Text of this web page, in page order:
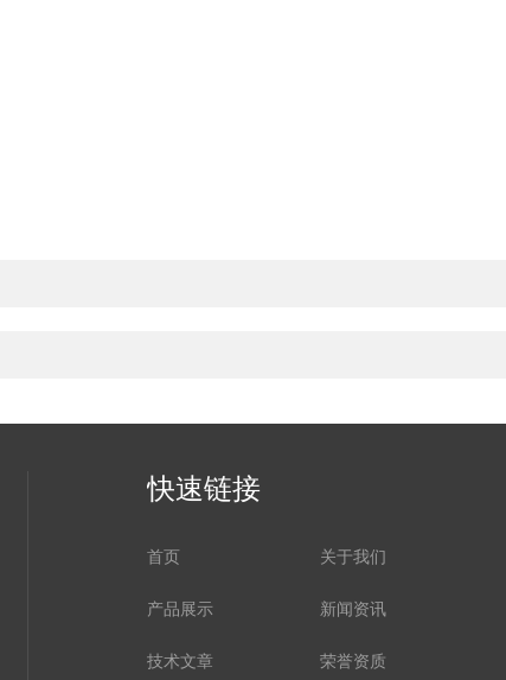
快速链接
首页 关于我们
产品展示 新闻资讯
技术文章 荣誉资质